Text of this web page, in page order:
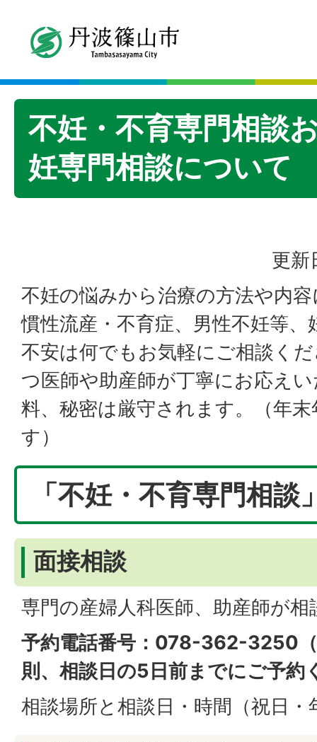
不妊・不育専門相談
妊専門相談について
更新
不妊の悩みから治療の方法や内
慣性流産・不育症、男性不妊等
不安は何でもお気軽にご相談く
つ医師や助産師が丁寧にお応え
料、秘密は厳守されます。（年
す）
「不妊・不育専門相談
面接相談
専門の産婦人科医師、助産師が
予約電話番号：078-362-3250
則、相談日の5日前までにご予約
相談場所と相談日・時間（祝日・